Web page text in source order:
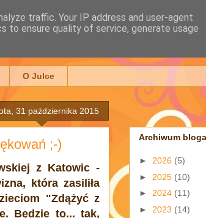
O Julce
31 października 2015
;-)
z Katowic -
która zasiliła
"Zdążyć z
Będzie to... tak,
Archiwum bloga
► 2026 (5)
► 2025 (10)
► 2024 (11)
► 2023 (14)
traffic. Your IP address and user-agent
to ensure quality of service, generate usage